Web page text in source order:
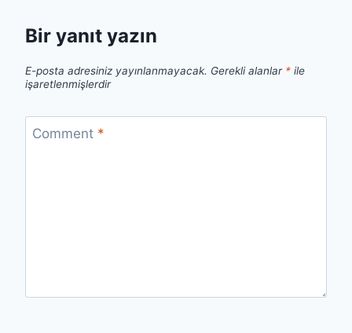
Bir yanıt yazın
E-posta adresiniz yayınlanmayacak. Gerekli alanlar * ile
işaretlenmişlerdir
Comment *